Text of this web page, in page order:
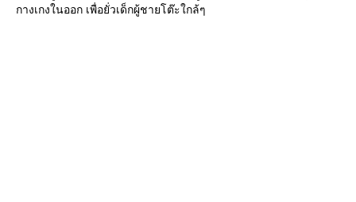
กางเกงในออก เพื่อยั่วเด็กผู้ชายโต๊ะใกล้ๆ